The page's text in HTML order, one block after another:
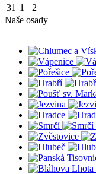
31 1 2
Naše osady